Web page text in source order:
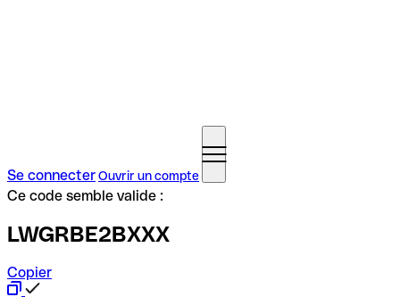
Se connecterOuvrir un compte
Ce code semble valide :
LWGRBE2BXXX
Copier